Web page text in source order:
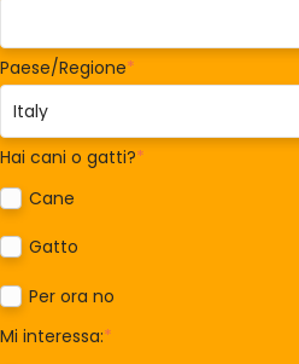
Paese/Regione*
Hai cani o gatti?*
Cane
Gatto
Per ora no
Mi interessa:*